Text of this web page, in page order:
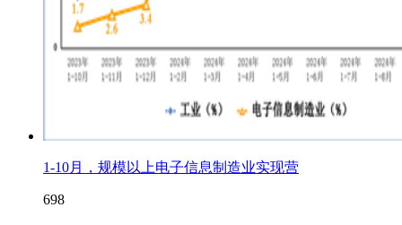
1-10月，规模以上电子信息制造业实现营
698